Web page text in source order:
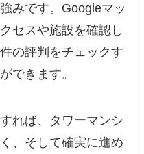
みです。Googleマッ
セスや施設を確認し
の評判をチェックす
できます。
れば、タワーマンシ
、そして確実に進め